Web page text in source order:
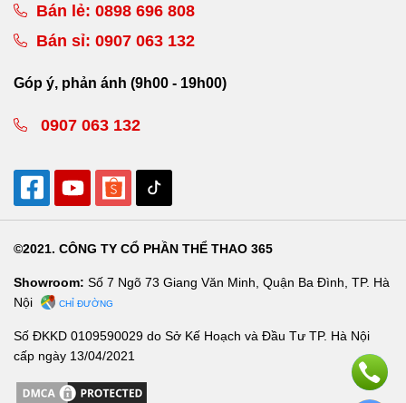
Bán lẻ: 0898 696 808
Bán sỉ: 0907 063 132
Góp ý, phản ánh (9h00 - 19h00)
0907 063 132
©2021. CÔNG TY CỔ PHẦN THỂ THAO 365
Showroom: Số 7 Ngõ 73 Giang Văn Minh, Quận Ba Đình, TP. Hà
Nội
CHỈ ĐƯỜNG
Số ĐKKD 0109590029 do Sở Kế Hoạch và Đầu Tư TP. Hà Nội
cấp ngày 13/04/2021